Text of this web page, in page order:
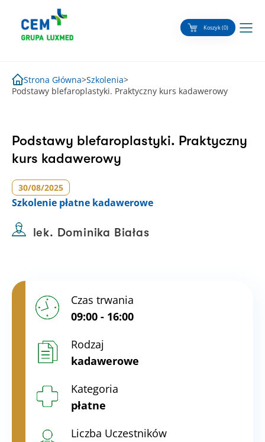
content
Koszyk (0)
Strona Główna>Szkolenia>
Podstawy blefaroplastyki. Praktyczny kurs kadawerowy
Podstawy blefaroplastyki. Praktyczny
kurs kadawerowy
30/08/2025
Szkolenie płatne kadawerowe
lek. Dominika Białas
Czas trwania
09:00 - 16:00
Rodzaj
kadawerowe
Kategoria
płatne
Liczba Uczestników